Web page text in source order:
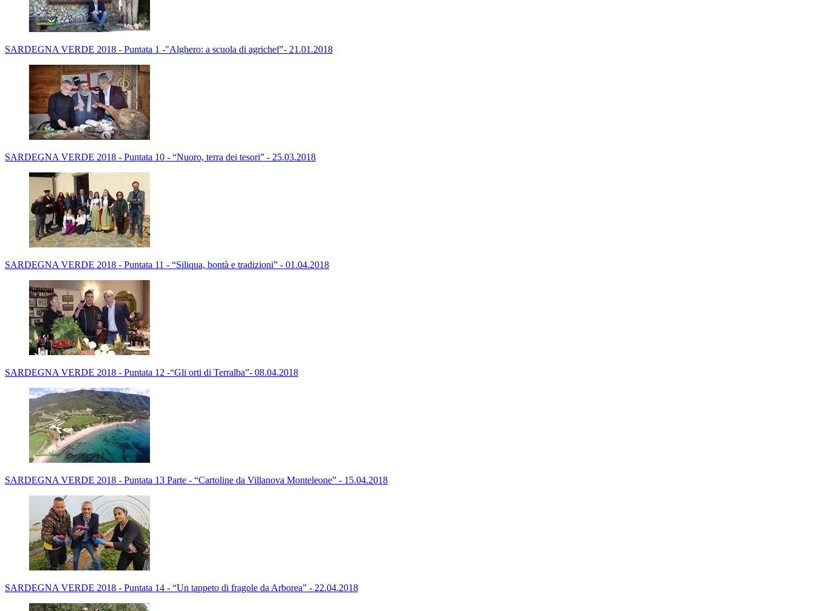
SARDEGNA VERDE 2018 - Puntata 1 -"Alghero: a scuola di agrichef"- 21.01.2018
SARDEGNA VERDE 2018 - Puntata 10 - “Nuoro, terra dei tesori” - 25.03.2018
SARDEGNA VERDE 2018 - Puntata 11 - “Siliqua, bontà e tradizioni” - 01.04.2018
SARDEGNA VERDE 2018 - Puntata 12 -“Gli orti di Terralba”- 08.04.2018
SARDEGNA VERDE 2018 - Puntata 13 Parte - “Cartoline da Villanova Monteleone” - 15.04.2018
SARDEGNA VERDE 2018 - Puntata 14 - “Un tappeto di fragole da Arborea” - 22.04.2018